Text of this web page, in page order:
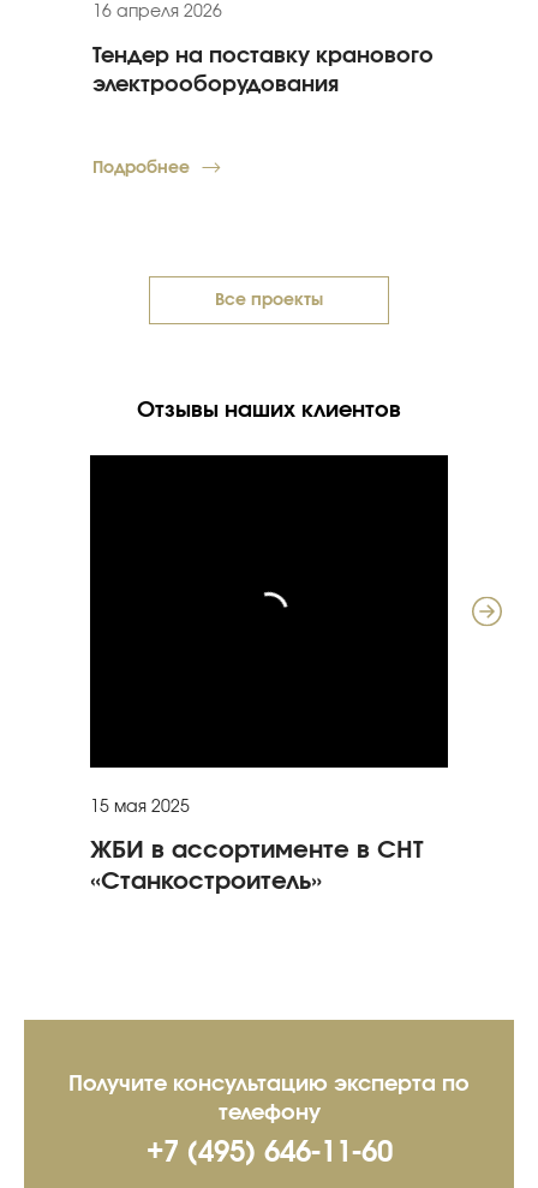
16 апреля 2026
Тендер на поставку кранового
электрооборудования
Подробнее
Все проекты
Отзывы наших клиентов
15 мая 2025
ЖБИ в ассортименте в СНТ
«Станкостроитель»
Получите консультацию эксперта по
телефону
+7 (495) 646-11-60